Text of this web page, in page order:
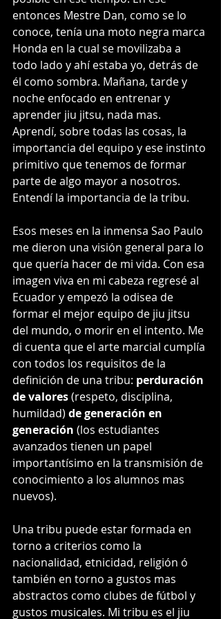
entonces Mestre Dan, como se lo
conoce, tenía una moto negra marca
Honda en la cual se movilizaba a
todo lado y ahí estaba yo, detrás de
él como sombra. Mañana, tarde y
noche enfocado en entrenar y
aprender jiu jitsu, nada mas.
Aprendí, sobre todas las cosas, la
importancia del equipo y ese instinto
primitivo que tenemos de formar
parte de algo mayor a nosotros.
Entendí la importancia de la tribu.
Esos meses en la inmensa Sao Paulo
me dieron una visión general para lo
que quería hacer de mi vida. Con esa
imagen viva en mi cabeza regresé al
Ecuador y empezó la odisea de
formar el mejor equipo de jiu jitsu
del mundo, o morir en el intento. Me
di cuenta que el arte marcial cumplía
con todos los requisitos de la
definición de una tribu: perduración
de valores (respeto, disciplina,
humildad) de generación en
generación (los estudiantes
avanzados tienen un papel
importantísimo en la transmisión de
conocimiento a los alumnos mas
nuevos).
Una tribu puede estar formada en
torno a criterios como la
nacionalidad, etnicidad, religión ó
también en torno a gustos mas
abstractos como clubes de fútbol y
gustos musicales. Mi tribu es el jiu